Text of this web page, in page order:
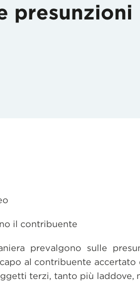
presunzioni
il contribuente
prevalgono sulle
al contribuente
terzi, tanto più laddove,